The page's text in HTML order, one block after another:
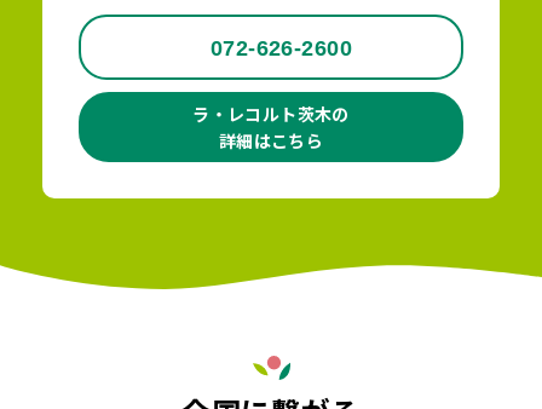
072-626-2600
ラ・レコルト茨木の
詳細はこちら